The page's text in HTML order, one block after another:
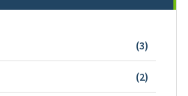
(3)
(2)